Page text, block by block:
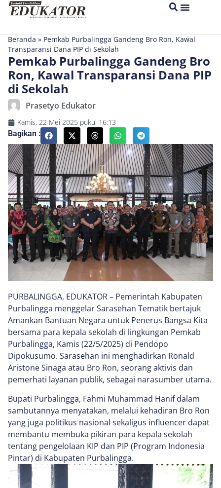
Beranda » Pemkab Purbalingga Gandeng Bro Ron, Kawal
Transparansi Dana PIP di Sekolah
Pemkab Purbalingga Gandeng Bro
Ron, Kawal Transparansi Dana PIP
di Sekolah
Prasetyo Edukator
Kamis, 22 Mei 2025 pukul 16:13
Bagikan :
PURBALINGGA, EDUKATOR – Pemerintah Kabupaten
Purbalingga menggelar Sarasehan Tematik bertajuk
Amankan Bantuan Negara untuk Penerus Bangsa Kita
bersama para kepala sekolah di lingkungan Pemkab
Purbalingga, Kamis (22/5/2025) di Pendopo
Dipokusumo. Sarasehan ini menghadirkan Ronald
Aristone Sinaga atau Bro Ron, seorang aktivis dan
pemerhati layanan publik, sebagai narasumber utama.
Bupati Purbalingga, Fahmi Muhammad Hanif dalam
sambutannya menyatakan, melalui kehadiran Bro Ron
yang juga politikus nasional sekaligus influencer dapat
membantu membuka pikiran para kepala sekolah
tentang pengelolaan KIP dan PIP (Program Indonesia
Pintar) di Kabupaten Purbalingga.